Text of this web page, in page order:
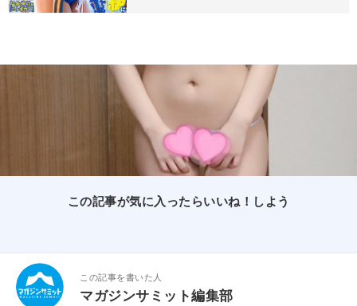
この記事が気に入ったらいいね！しよう
この記事を書いた人
マガジンサミット編集部